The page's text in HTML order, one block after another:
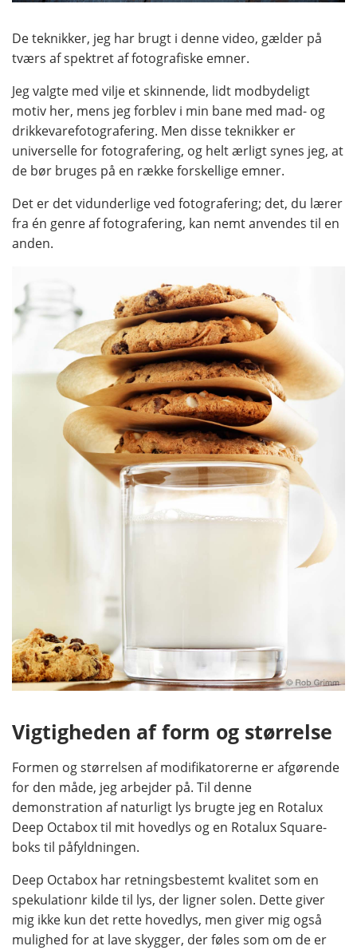
De teknikker, jeg har brugt i denne video, gælder på
tværs af spektret af fotografiske emner.
Jeg valgte med vilje et skinnende, lidt modbydeligt
motiv her, mens jeg forblev i min bane med mad- og
drikkevarefotografering. Men disse teknikker er
universelle for fotografering, og helt ærligt synes jeg, at
de bør bruges på en række forskellige emner.
Det er det vidunderlige ved fotografering; det, du lærer
fra én genre af fotografering, kan nemt anvendes til en
anden.
Vigtigheden af form og størrelse
Formen og størrelsen af modifikatorerne er afgørende
for den måde, jeg arbejder på. Til denne
demonstration af naturligt lys brugte jeg en Rotalux
Deep Octabox til mit hovedlys og en Rotalux Square-
boks til påfyldningen.
Deep Octabox har retningsbestemt kvalitet som en
spekulationr kilde til lys, der ligner solen. Dette giver
mig ikke kun det rette hovedlys, men giver mig også
mulighed for at lave skygger, der føles som om de er